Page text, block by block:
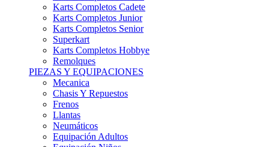
Karts Completos Cadete
Karts Completos Junior
Karts Completos Senior
Superkart
Karts Completos Hobbye
Remolques
PIEZAS Y EQUIPACIONES
Mecanica
Chasis Y Repuestos
Frenos
Llantas
Neumáticos
Equipación Adultos